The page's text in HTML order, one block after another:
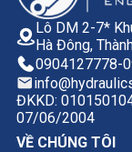
Lô DM 2-7*
Hà Đông,
0904127778-
ĐKKD:
07/06/2004
VỀ CHÚNG TÔI